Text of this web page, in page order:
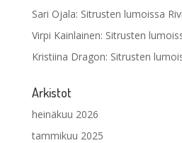
Sari Ojala: Sitrusten lumoissa
Virpi Kainlainen: Sitrusten
Kristiina Dragon: Sitrusten
Arkistot
heinäkuu 2026
tammikuu 2025